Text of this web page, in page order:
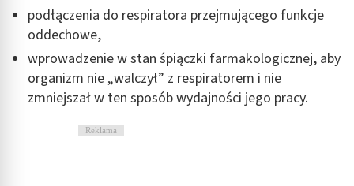
podłączenia do respiratora przejmującego funkcje
oddechowe,
wprowadzenie w stan śpiączki farmakologicznej, aby
organizm nie „walczył” z respiratorem i nie
zmniejszał w ten sposób wydajności jego pracy.
Reklama